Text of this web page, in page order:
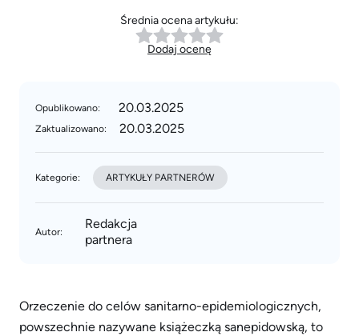
Średnia ocena artykułu:
Dodaj ocenę
Autor:
Redakcja
partnera
Opublikowano: 20.03.2025
Zaktualizowano: 20.03.2025
Kategorie: ARTYKUŁY PARTNERÓW
Orzeczenie do celów sanitarno-epidemiologicznych,
powszechnie nazywane książeczką sanepidowską, to